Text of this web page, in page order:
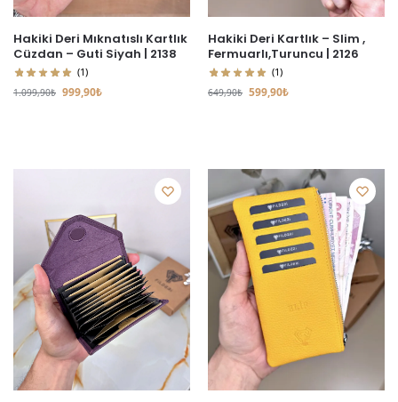
Hakiki Deri Mıknatıslı Kartlık
Cüzdan – Guti Siyah | 2138
(1)
1.099,90₺ 999,90₺
Hakiki Deri Kartlık – Slim ,
Fermuarlı,Turuncu | 2126
(1)
649,90₺ 599,90₺